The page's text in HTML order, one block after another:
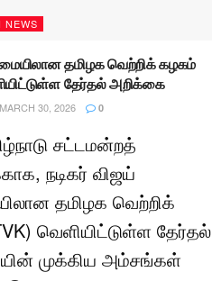
NEWS
தமிழக வெற்றிக் கழகம்
தேர்தல் அறிக்கை
30, 2026 0
சட்டமன்றத்
நடிகர் விஜய்
தமிழக வெற்றிக்
வெளியிட்டுள்ள தேர்தல்
முக்கிய அம்சங்கள்